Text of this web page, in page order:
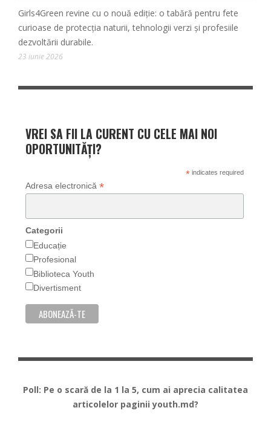
Girls4Green revine cu o nouă ediție: o tabără pentru fete
curioase de protecția naturii, tehnologii verzi și profesiile
dezvoltării durabile.
23 iunie 2026
VREI SA FII LA CURENT CU CELE MAI NOI
OPORTUNITĂȚI?
*indicates required
Adresa electronică *
Categorii
Educație
Profesional
Biblioteca Youth
Divertisment
Poll: Pe o scară de la 1 la 5, cum ai aprecia calitatea
articolelor paginii youth.md?